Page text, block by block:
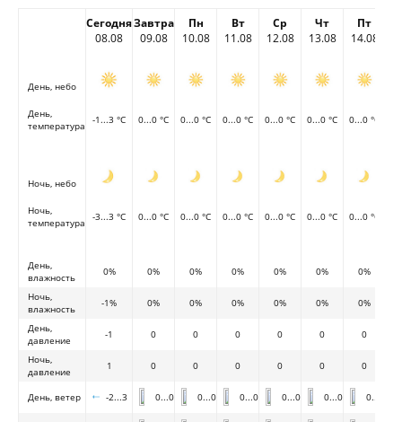
Сегодня
08.08
Завтра
09.08
Пн
10.08
Вт
11.08
Ср
12.08
Чт
13.08
Пт
14.08
День, небо
День,
температура
-1...3 °C 0...0 °C 0...0 °C 0...0 °C 0...0 °C 0...0 °C 0...0 °C
Ночь, небо
Ночь,
температура
-3...3 °C 0...0 °C 0...0 °C 0...0 °C 0...0 °C 0...0 °C 0...0 °C
День,
влажность
0% 0% 0% 0% 0% 0%
0%
Ночь,
влажность
-1% 0% 0% 0% 0% 0%
0%
День,
давление
-1 0 0 0 0 0
0
Ночь,
давление
1 0 0 0 0 0 0
День, ветер -2...3 0...0 0...0 0...0 0...0 0...0 0...0